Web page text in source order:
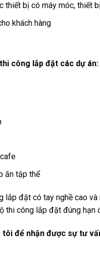
thiết bị có máy móc, thiết
khách hàng
công lắp đặt các dự án:
ăn tập thể
lắp đặt có tay nghề cao
thi công lắp đặt đúng hạn
tôi để nhận được sự tư